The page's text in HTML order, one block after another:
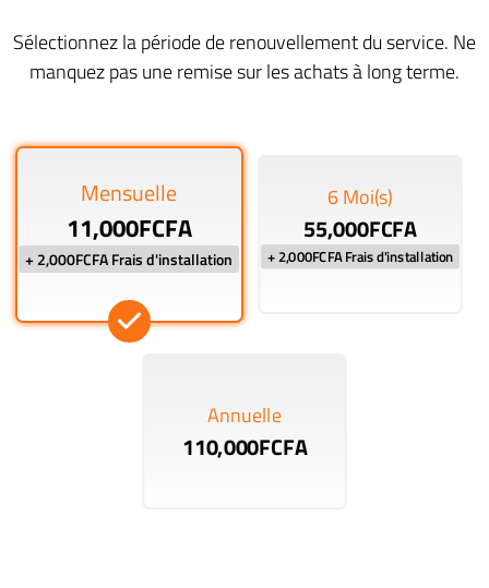
Sélectionnez la période de renouvellement du service. Ne
manquez pas une remise sur les achats à long terme.
Mensuelle
11,000FCFA
+ 2,000FCFA Frais d'installation
6 Moi(s)
55,000FCFA
+ 2,000FCFA Frais d'installation
Annuelle
110,000FCFA